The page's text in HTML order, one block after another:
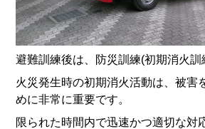
避難訓練後は、防災訓練(初期消火訓
火災発生時の初期消火活動は、被害
めに非常に重要です。
限られた時間内で迅速かつ適切な対